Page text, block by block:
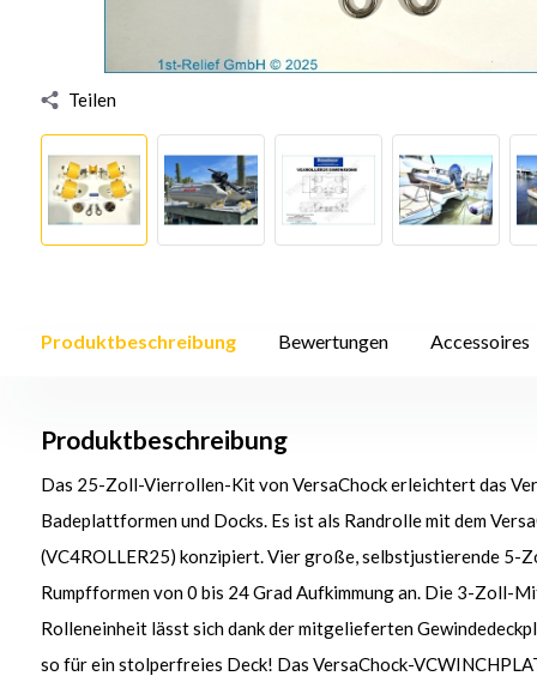
Teilen
Produktbeschreibung Bewertungen Accessoires
Produktbeschreibung
Das 25-Zoll-Vierrollen-Kit von VersaChock erleichtert das
Badeplattformen und Docks. Es ist als Randrolle mit dem
(VC4ROLLER25) konzipiert. Vier große, selbstjustierende 5-
Rumpfformen von 0 bis 24 Grad Aufkimmung an. Die 3-Zoll-
Rolleneinheit lässt sich dank der mitgelieferten
so für ein stolperfreies Deck! Das VersaChock-